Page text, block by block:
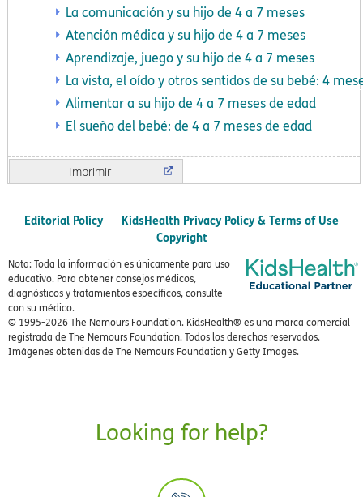
La comunicación y su hijo de 4 a 7 meses
Atención médica y su hijo de 4 a 7 meses
Aprendizaje, juego y su hijo de 4 a 7 meses
La vista, el oído y otros sentidos de su bebé: 4
Alimentar a su hijo de 4 a 7 meses de edad
El sueño del bebé: de 4 a 7 meses de edad
Imprimir
Editorial Policy
KidsHealth Privacy Policy & Terms of Use
Copyright
Nota: Toda la información es únicamente para uso
educativo. Para obtener consejos médicos,
diagnósticos y tratamientos específicos, consulte
con su médico.
© 1995-2026 The Nemours Foundation. KidsHealth® es una marca comercial
registrada de The Nemours Foundation. Todos los derechos reservados.
Imágenes obtenidas de The Nemours Foundation y Getty Images.
Looking for help?